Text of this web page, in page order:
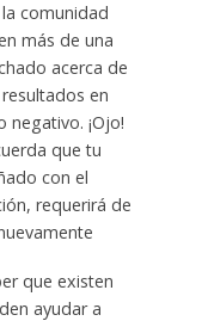
comunidad
más de una
acerca de
en
¡Ojo!
que tu
con el
requerirá de
que existen
ayudar a